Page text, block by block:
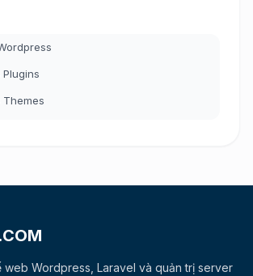
Themes
web Wordpress, Laravel và quản trị server